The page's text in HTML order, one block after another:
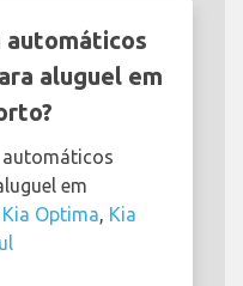
automáticos
aluguel em
automáticos
em
Kia Optima Kia